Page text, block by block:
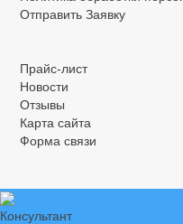
Отправить Заявку
Прайс-лист
Новости
Отзывы
Карта сайта
Форма связи
Консультант